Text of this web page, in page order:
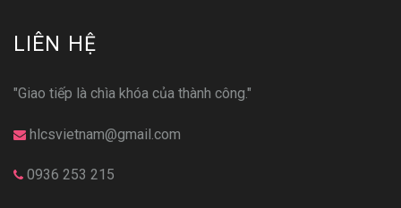
LIÊN HỆ
"Giao tiếp là chìa khóa của thành công."
hlcsvietnam@gmail.com
0936 253 215